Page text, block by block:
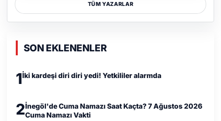
TÜM YAZARLAR
SON EKLENENLER
1İki kardeşi diri diri yedi! Yetkililer alarmda
2İnegöl'de Cuma Namazı Saat Kaçta? 7 Ağustos 2026
Cuma Namazı Vakti